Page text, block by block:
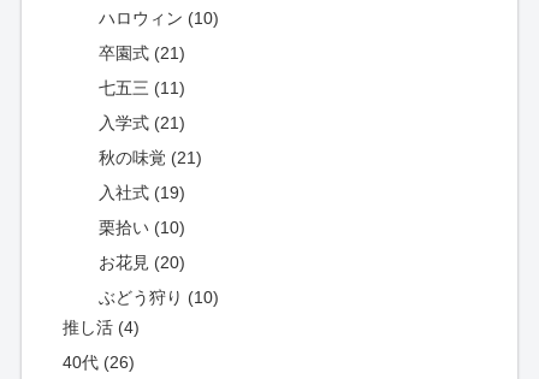
ハロウィン (10)
卒園式 (21)
七五三 (11)
入学式 (21)
秋の味覚 (21)
入社式 (19)
栗拾い (10)
お花見 (20)
ぶどう狩り (10)
推し活 (4)
40代 (26)